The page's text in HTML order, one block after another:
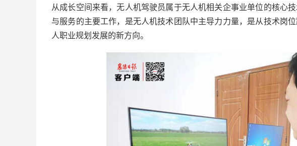
从成长空间来看，无人机驾驶员属于无人机相关企事业单位的核心
与服务的主要工作，是无人机技术团队中主导力力量，是从技术岗
人职业规划发展的新方向。